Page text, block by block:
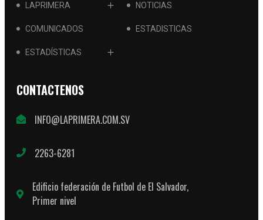
LAPRIMERA NOTICIAS
COMUNICADOS ESTADISTICAS
ESTADÍSTICAS
CONTACTENOS
INFO@LAPRIMERA.COM.SV
2263-6281
Edificio federación de Futbol de El Salvador,
Primer nivel